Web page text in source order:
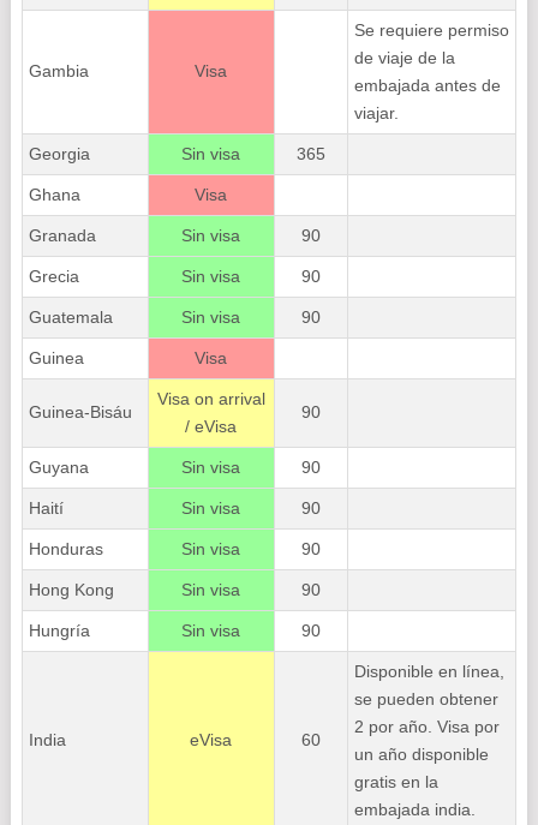
Gambia Visa
Se requiere permiso
de viaje de la
embajada antes de
viajar.
Georgia Sin visa 365
Ghana Visa
Granada Sin visa 90
Grecia Sin visa 90
Guatemala Sin visa 90
Guinea Visa
Guinea-Bisáu
Visa on arrival
/ eVisa
90
Guyana Sin visa 90
Haití Sin visa 90
Honduras Sin visa 90
Hong Kong Sin visa 90
Hungría Sin visa 90
India eVisa 60
Disponible en línea,
se pueden obtener
2 por año. Visa por
un año disponible
gratis en la
embajada india.